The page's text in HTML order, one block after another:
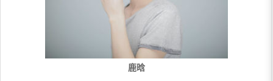
鹿晗